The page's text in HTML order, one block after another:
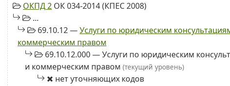
ОКПД 2 ОК 034-2014 (КПЕС 2008)
...
69.10.12 —Услуги по юридическим
коммерческим правом
69.10.12.000 — Услуги по юридическим
и коммерческим правом (текущий уровень)
нет уточняющих кодов